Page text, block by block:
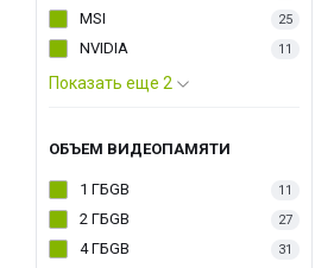
MSI 25
NVIDIA 11
Показать еще 2
ОБЪЕМ ВИДЕОПАМЯТИ
1 ГБGB 11
2 ГБGB 27
4 ГБGB 31